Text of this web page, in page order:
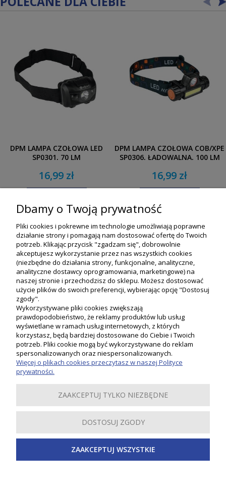
DPM LAMPA CZOŁOWA LED
SP0301, 70 LM
16,99 zł
DPM LAMPA CZOŁOWA COB/XPE
SP0306, ŁADOWALNA, 100 LM
16,99 zł
Moje konto
Informacje
O nas
Inspiracje
Dbamy o Twoją prywatność
Pliki cookies i pokrewne im technologie umożliwiają poprawne
działanie strony i pomagają nam dostosować ofertę do Twoich
potrzeb. Klikając przycisk "zgadzam się", dobrowolnie
akceptujesz wykorzystanie przez nas wszystkich cookies
(niezbędne do działania strony, funkcjonalne, analityczne,
analityczne dostawcy oprogramowania, marketingowe) na
naszej stronie i przechodzisz do sklepu. Możesz dostosować
użycie plików do swoich preferencji, wybierając opcję "Dostosuj
zgody".
Wykorzystywane pliki cookies zwiększają
prawdopodobieństwo, że reklamy produktów lub usług
wyświetlane w ramach usług internetowych, z których
korzystasz, będą bardziej dostosowane do Ciebie i Twoich
potrzeb. Pliki cookie mogą być wykorzystywane do reklam
spersonalizowanych oraz niespersonalizowanych.
Więcej o plikach cookies przeczytasz w naszej Polityce
prywatności.
ZAAKCEPTUJ TYLKO NIEZBĘDNE
DOSTOSUJ ZGODY
ZAAKCEPTUJ WSZYSTKIE